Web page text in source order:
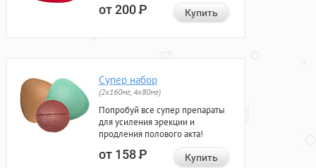
от 200Р Купить
Супер набор
(2х160мг, 4х80мг)
Попробуй все супер препараты
для усиления эрекции и
продления полового акта!
от 158Р Купить